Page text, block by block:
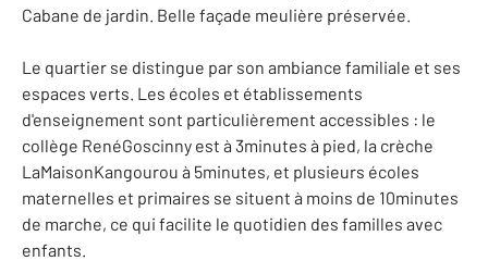
Cabane de jardin. Belle façade meulière préservée.
Le quartier se distingue par son ambiance familiale et ses
espaces verts. Les écoles et établissements
d'enseignement sont particulièrement accessibles : le
collège RenéGoscinny est à 3minutes à pied, la crèche
LaMaisonKangourou à 5minutes, et plusieurs écoles
maternelles et primaires se situent à moins de 10minutes
de marche, ce qui facilite le quotidien des familles avec
enfants.